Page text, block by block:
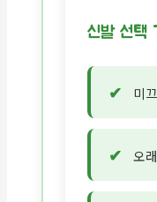
신발 선택
미
오